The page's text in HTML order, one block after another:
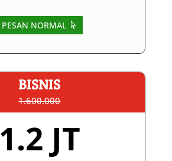
PESAN NORMAL
BISNIS
1.600.000
1.2 JT